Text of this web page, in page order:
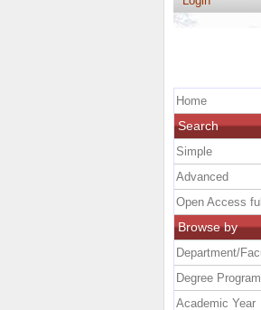
Home
Search
Simple
Advanced
Open Access
Browse by
Department/
Degree Program
Academic Year